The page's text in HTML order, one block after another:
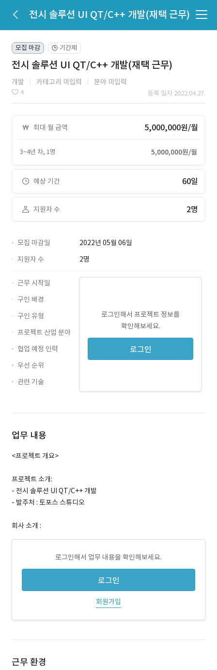
전시 솔루션 UI QT/C++ 개발(재택 근무)
모집 마감 🕒 기간제
전시 솔루션 UI QT/C++ 개발(재택 근무)
개발 카테고리 미입력 분야 미입력
4 등록 일자 2022.04.27.
최대 월 금액 5,000,000원/월
3~4년 차, 1명 5,000,000원/월
예상 기간 60일
지원자 수 2명
모집 마감일
2022년 05월 06일
지원자 수
2명
로그인해서 프로젝트 정보를
확인해보세요.
로그인
근무 시작일
구인 배경
구인 유형
프로젝트 산업 분야
협업 예정 인력
우선 순위
관련 기술
업무 내용
<프로젝트 개요>
프로젝트 소개:
- 전시 솔루션 UI QT/C++ 개발
- 발주처 : 토포스 스튜디오
회사 소개 :
로그인해서 업무 내용을 확인해보세요.
로그인
회원가입
근무 환경